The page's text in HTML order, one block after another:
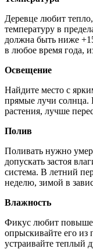
Деревце любит
температуру в
должна быть ниже
в любое время года,
Освещение
Найдите место с
прямые лучи солнца.
растения, лучше
Полив
Поливать нужно
допускать застоя
система. В летний
неделю, зимой в
Влажность
Фикус любит
опрыскивайте его из
устраивайте теплый